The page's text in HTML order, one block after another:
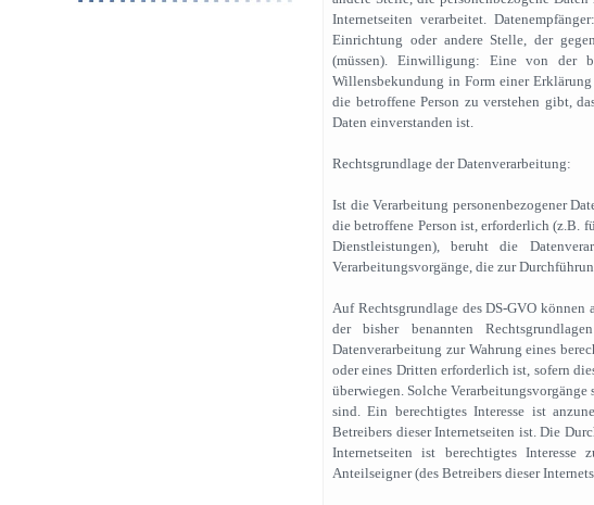
Internetseiten verarbeitet.
Einrichtung oder andere Stelle, der
(müssen). Einwilligung: Eine von der
Willensbekundung in Form einer
die betroffene Person zu verstehen gibt,
Daten einverstanden ist.
Rechtsgrundlage der Datenverarbeitung:
Ist die Verarbeitung personenbezogener
die betroffene Person ist, erforderlich (z.B.
Dienstleistungen), beruht die
Verarbeitungsvorgänge, die zur
Auf Rechtsgrundlage des DS-GVO
der bisher benannten
Datenverarbeitung zur Wahrung eines
oder eines Dritten erforderlich ist, sofern
überwiegen. Solche
sind. Ein berechtigtes Interesse ist
Betreibers dieser Internetseiten ist. Die
Internetseiten ist berechtigtes Interesse
Anteilseigner (des Betreibers dieser